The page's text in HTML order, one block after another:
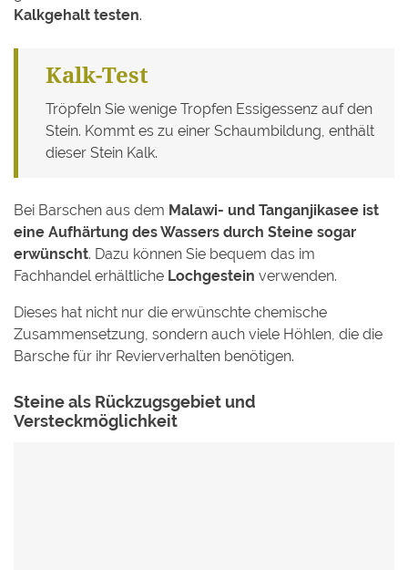
Kalkgehalt testen.
Kalk-Test
Tröpfeln Sie wenige Tropfen Essigessenz auf den
Stein. Kommt es zu einer Schaumbildung, enthält
dieser Stein Kalk.
Bei Barschen aus dem Malawi- und Tanganjikasee ist
eine Aufhärtung des Wassers durch Steine sogar
erwünscht. Dazu können Sie bequem das im
Fachhandel erhältliche Lochgestein verwenden.
Dieses hat nicht nur die erwünschte chemische
Zusammensetzung, sondern auch viele Höhlen, die die
Barsche für ihr Revierverhalten benötigen.
Steine als Rückzugsgebiet und
Versteckmöglichkeit